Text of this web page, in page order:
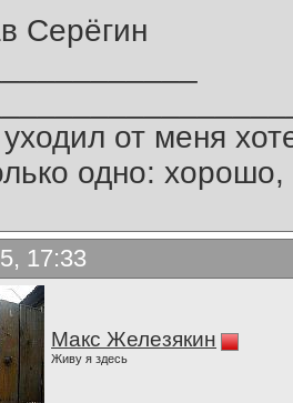
Серёгин
уходил от меня
одно:
17:33
Макс Железякин
Живу я здесь